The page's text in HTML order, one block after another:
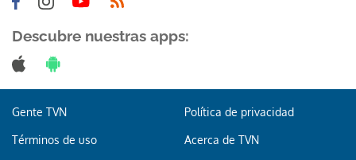
Descubre nuestras apps:
Gente TVN Política de privacidad
Términos de uso Acerca de TVN